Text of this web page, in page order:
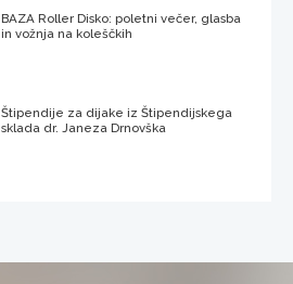
BAZA Roller Disko: poletni večer, glasba
in vožnja na koleščkih
Štipendije za dijake iz Štipendijskega
sklada dr. Janeza Drnovška